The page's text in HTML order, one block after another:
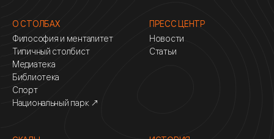
О СТОЛБАХ
Философия и менталитет
Типичный столбист
Медиатека
Библиотека
Спорт
Национальный парк ↗
ПРЕСС ЦЕНТР
Новости
Статьи